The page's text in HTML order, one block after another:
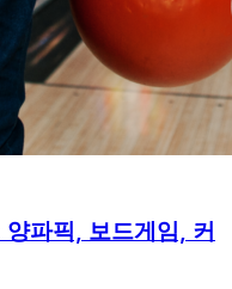
파픽, 보드게임, 커